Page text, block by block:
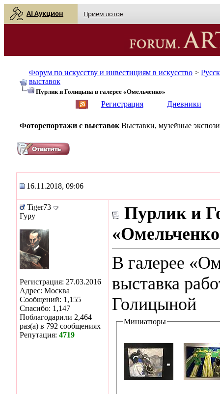
AI Аукцион Прием лотов
Форум по искусству и инвестициям в искусство >
выставок
Пурлик и Голицына в галерее «Омельченко»
Регистрация Дневники
Фоторепортажи с выставок Выставки, музейные
16.11.2018, 09:06
Tiger73
Гуру
Регистрация: 27.03.2016
Адрес: Москва
Сообщений: 1,155
Спасибо: 1,147
Поблагодарили 2,464
раз(а) в 792 сообщениях
Репутация: 4719
Пурлик и
В галерее
выставка
Голицыной
Миниатюры